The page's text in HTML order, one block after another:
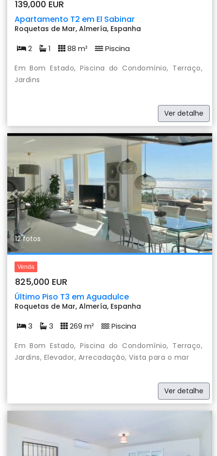
139,000 EUR
Apartamento T2 em El Sabinar
Roquetas de Mar, Almería, Espanha
2 1 88 m² Piscina
Em Bom Estado, Piscina do Condomínio, Terraço,
Jardins
Ver detalhe
Previous
12 fotos
Venda
825,000 EUR
Último Piso T3 em Aguadulce
Roquetas de Mar, Almería, Espanha
3 3 269 m² Piscina
Em Bom Estado, Piscina do Condomínio, Terraço,
Jardins, Elevador, Arrecadação, Vista para o mar
Ver detalhe